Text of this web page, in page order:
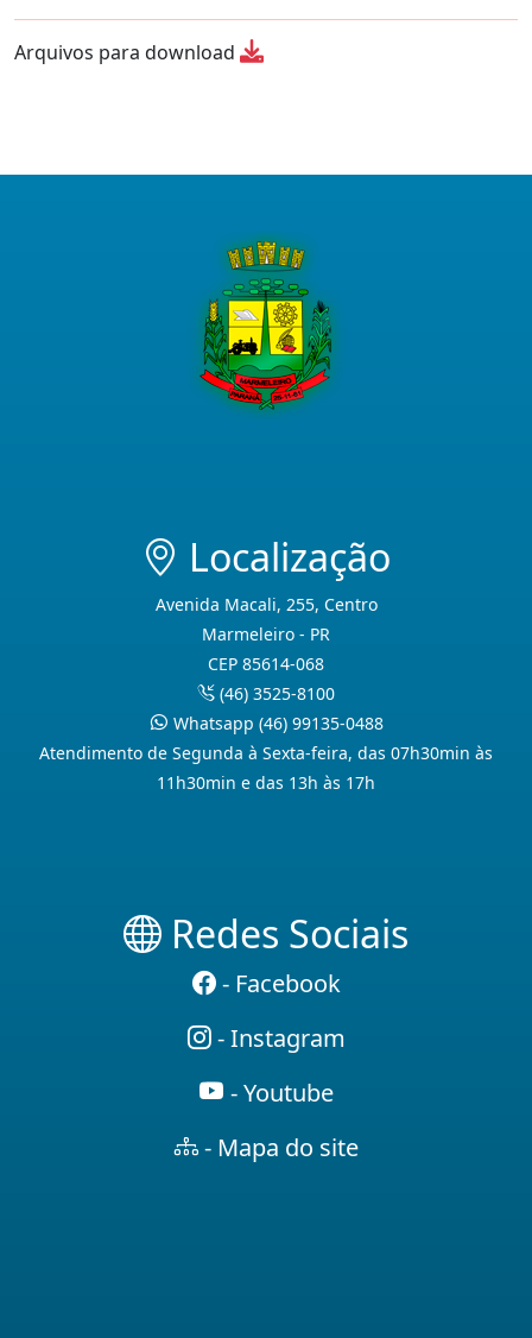
Arquivos para download
Localização
Avenida Macali, 255, Centro
Marmeleiro - PR
CEP 85614-068
(46) 3525-8100
Whatsapp (46) 99135-0488
Atendimento de Segunda à Sexta-feira, das 07h30min às
11h30min e das 13h às 17h
Redes Sociais
- Facebook
- Instagram
- Youtube
- Mapa do site